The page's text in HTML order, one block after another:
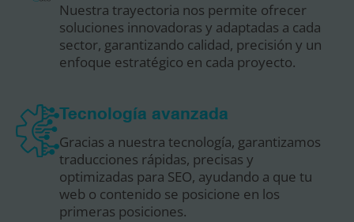
Nuestra trayectoria nos permite ofrecer
soluciones innovadoras y adaptadas a cada
sector, garantizando calidad, precisión y un
enfoque estratégico en cada proyecto.
Tecnología avanzada
Gracias a nuestra tecnología, garantizamos
traducciones rápidas, precisas y
optimizadas para SEO, ayudando a que tu
web o contenido se posicione en los
primeras posiciones.